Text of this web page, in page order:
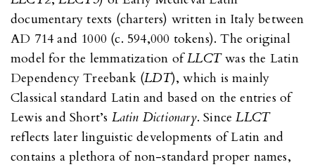
documentary texts (charters) written in Italy between
AD 714 and 1000 (c. 594,000 tokens). The original
model for the lemmatization ofLLCTwas the Latin
Dependency Treebank (LDT), which is mainly
Classical standard Latin and based on the entries of
Lewis and Short’s Latin Dictionary. SinceLLCT
reflects later linguistic developments of Latin and
contains a plethora of non-standard proper names,